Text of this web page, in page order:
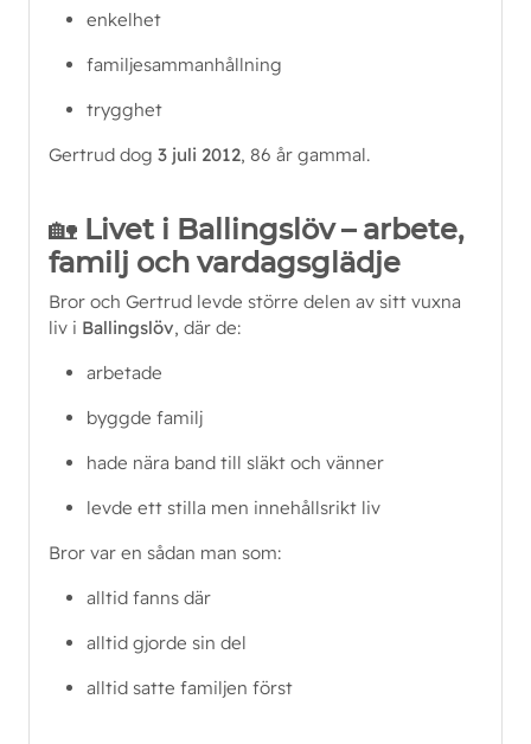
enkelhet
familjesammanhållning
trygghet
Gertrud dog 3 juli 2012, 86 år gammal.
🏡 Livet i Ballingslöv – arbete,
familj och vardagsglädje
Bror och Gertrud levde större delen av sitt vuxna
liv i Ballingslöv, där de:
arbetade
byggde familj
hade nära band till släkt och vänner
levde ett stilla men innehållsrikt liv
Bror var en sådan man som:
alltid fanns där
alltid gjorde sin del
alltid satte familjen först